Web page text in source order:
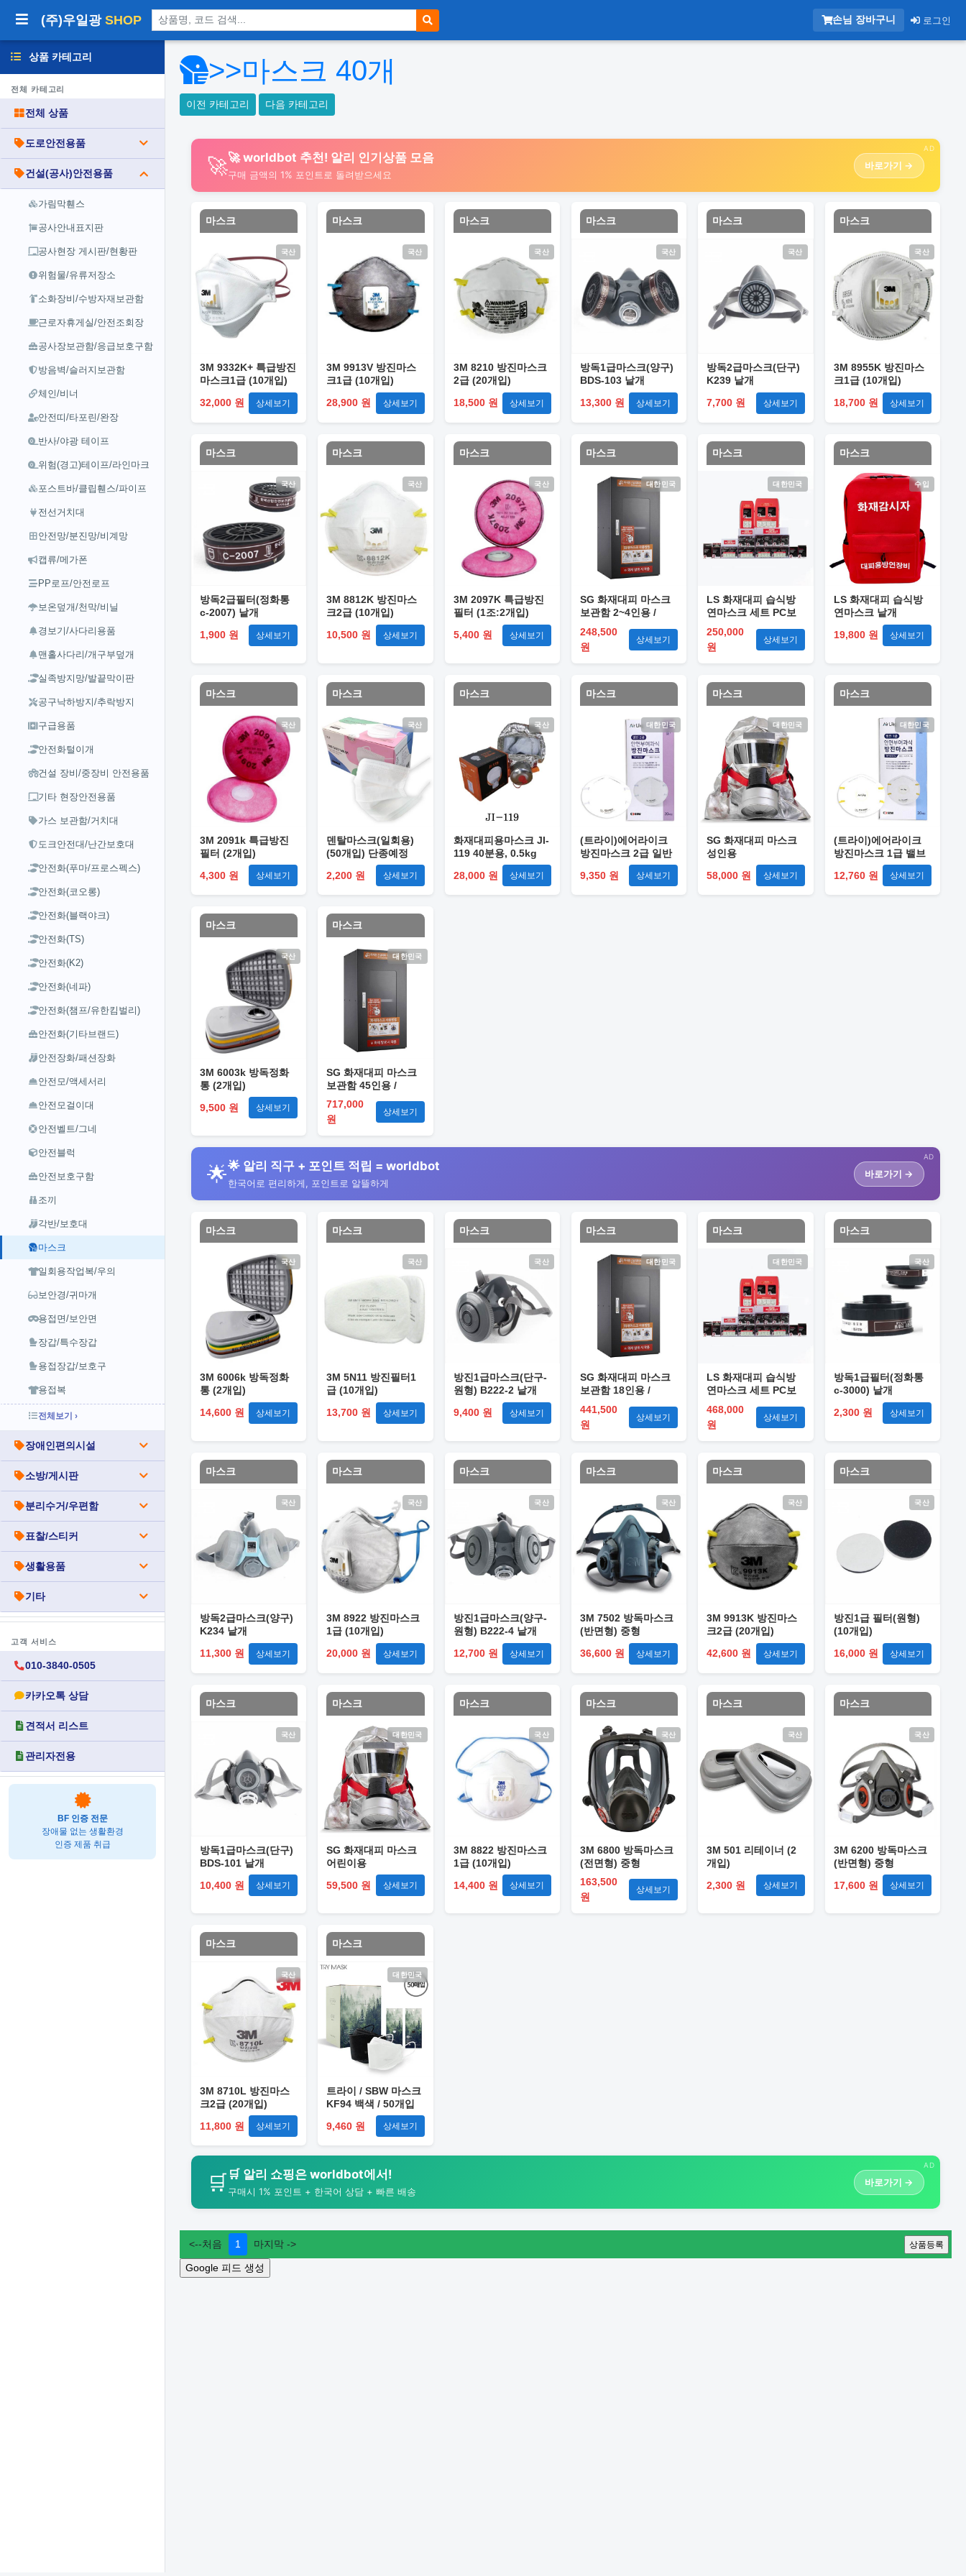
(주)우일광 SHOP 상품 검색 손님 장바구니 로그인
상품 카테고리
전체 카테고리
전체 상품
도로안전용품
건설(공사)안전용품
가림막휀스
공사안내표지판
공사현장 게시판/현황판
위험물/유류저장소
소화장비/수방자재보관함
근로자휴게실/안전조회장
공사장보관함/응급보호구함
방음벽/슬러지보관함
체인/비너
안전띠/타포린/완장
반사/야광 테이프
위험(경고)테이프/라인마크
포스트바/클립휀스/파이프
전선거치대
안전망/분진망/비계망
캡류/메가폰
PP로프/안전로프
보온덮개/천막/비닐
경보기/사다리용품
맨홀사다리/개구부덮개
실족방지망/발끝막이판
공구낙하방지/추락방지
구급용품
안전화털이개
건설 장비/중장비 안전용품
기타 현장안전용품
가스 보관함/거치대
도크안전대/난간보호대
안전화(푸마/프로스펙스)
안전화(코오롱)
안전화(블랙야크)
안전화(TS)
안전화(K2)
안전화(네파)
안전화(챔프/유한킴벌리)
안전화(기타브랜드)
안전장화/패션장화
안전모/액세서리
안전모걸이대
안전벨트/그네
안전블럭
안전보호구함
조끼
각반/보호대
마스크
일회용작업복/우의
보안경/귀마개
용접면/보안면
장갑/특수장갑
용접장갑/보호구
용접복
전체보기 ›
장애인편의시설
소방/게시판
분리수거/우편함
표찰/스티커
생활용품
기타
고객 서비스
010-3840-0505
카카오톡 상담
견적서 리스트
관리자전용
BF 인증 전문
장애물 없는 생활환경
인증 제품 취급
>>마스크 40개
이전 카테고리 다음 카테고리
AD
🚀🚀 worldbot 추천! 알리 인기상품 모음
구매 금액의 1% 포인트로 돌려받으세요
바로가기 →
마스크
국산
3M 9332K+ 특급방진
마스크1급 (10개입)
32,000 원
상세보기
마스크
국산
3M 9913V 방진마스
크1급 (10개입)
28,900 원
상세보기
마스크
국산
3M 8210 방진마스크
2급 (20개입)
18,500 원
상세보기
마스크
국산
방독1급마스크(양구)
BDS-103 낱개
13,300 원
상세보기
마스크
국산
방독2급마스크(단구)
K239 낱개
7,700 원
상세보기
마스크
국산
3M 8955K 방진마스
크1급 (10개입)
18,700 원
상세보기
마스크
국산
방독2급필터(정화통
c-2007) 낱개
1,900 원
상세보기
마스크
국산
3M 8812K 방진마스
크2급 (10개입)
10,500 원
상세보기
마스크
국산
3M 2097K 특급방진
필터 (1조:2개입)
5,400 원
상세보기
마스크
대한민국
SG 화재대피 마스크
보관함 2~4인용 /
248,500
원
상세보기
마스크
대한민국
LS 화재대피 습식방
연마스크 세트 PC보
250,000
원
상세보기
마스크
수입
LS 화재대피 습식방
연마스크 낱개
19,800 원
상세보기
마스크
국산
3M 2091k 특급방진
필터 (2개입)
4,300 원
상세보기
마스크
국산
덴탈마스크(일회용)
(50개입) 단종예정
2,200 원
상세보기
마스크
국산
화재대피용마스크 JI-
119 40분용, 0.5kg
28,000 원
상세보기
마스크
대한민국
(트라이)에어라이크
방진마스크 2급 일반
형 / 20개입 단종예정
9,350 원
상세보기
마스크
대한민국
SG 화재대피 마스크
성인용
58,000 원
상세보기
마스크
대한민국
(트라이)에어라이크
방진마스크 1급 밸브
형 / 20개입 단종예정
12,760 원
상세보기
마스크
국산
3M 6003k 방독정화
통 (2개입)
9,500 원
상세보기
마스크
대한민국
SG 화재대피 마스크
보관함 45인용 /
650*400*1100
717,000
원
상세보기
AD
🌟🌟 알리 직구 + 포인트 적립 = worldbot
한국어로 편리하게, 포인트로 알뜰하게
바로가기 →
마스크
국산
3M 6006k 방독정화
통 (2개입)
14,600 원
상세보기
마스크
국산
3M 5N11 방진필터1
급 (10개입)
13,700 원
상세보기
마스크
국산
방진1급마스크(단구-
원형) B222-2 낱개
9,400 원
상세보기
마스크
대한민국
SG 화재대피 마스크
보관함 18인용 /
400*400*750
441,500
원
상세보기
마스크
대한민국
LS 화재대피 습식방
연마스크 세트 PC보
관함 / 20개입
468,000
원
상세보기
마스크
국산
방독1급필터(정화통
c-3000) 낱개
2,300 원
상세보기
마스크
국산
방독2급마스크(양구)
K234 낱개
11,300 원
상세보기
마스크
국산
3M 8922 방진마스크
1급 (10개입)
20,000 원
상세보기
마스크
국산
방진1급마스크(양구-
원형) B222-4 낱개
12,700 원
상세보기
마스크
국산
3M 7502 방독마스크
(반면형) 중형
36,600 원
상세보기
마스크
국산
3M 9913K 방진마스
크2급 (20개입)
42,600 원
상세보기
마스크
국산
방진1급 필터(원형)
(10개입)
16,000 원
상세보기
마스크
국산
방독1급마스크(단구)
BDS-101 낱개
10,400 원
상세보기
마스크
대한민국
SG 화재대피 마스크
어린이용
59,500 원
상세보기
마스크
국산
3M 8822 방진마스크
1급 (10개입)
14,400 원
상세보기
마스크
국산
3M 6800 방독마스크
(전면형) 중형
163,500
원
상세보기
마스크
국산
3M 501 리테이너 (2
개입)
2,300 원
상세보기
마스크
국산
3M 6200 방독마스크
(반면형) 중형
17,600 원
상세보기
마스크
국산
3M 8710L 방진마스
크2급 (20개입)
11,800 원
상세보기
마스크
대한민국
트라이 / SBW 마스크
KF94 백색 / 50개입
9,460 원
상세보기
AD
🛒 🛒 알리 쇼핑은 worldbot에서!
구매시 1% 포인트 + 한국어 상담 + 빠른 배송
바로가기 →